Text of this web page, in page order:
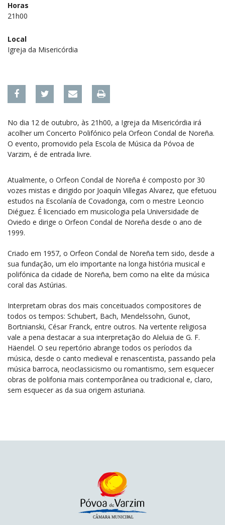
Horas
21h00
Local
Igreja da Misericórdia
No dia 12 de outubro, às 21h00, a Igreja da Misericórdia irá
acolher um Concerto Polifónico pela Orfeon Condal de Noreña.
O evento, promovido pela Escola de Música da Póvoa de
Varzim, é de entrada livre.
Atualmente, o Orfeon Condal de Noreña é composto por 30
vozes mistas e dirigido por Joaquín Villegas Alvarez, que efetuou
estudos na Escolanía de Covadonga, com o mestre Leoncio
Diéguez. É licenciado em musicologia pela Universidade de
Oviedo e dirige o Orfeon Condal de Noreña desde o ano de
1999.
Criado em 1957, o Orfeon Condal de Noreña tem sido, desde a
sua fundação, um elo importante na longa história musical e
polifónica da cidade de Noreña, bem como na elite da música
coral das Astúrias.
Interpretam obras dos mais conceituados compositores de
todos os tempos: Schubert, Bach, Mendelssohn, Gunot,
Bortnianski, César Franck, entre outros. Na vertente religiosa
vale a pena destacar a sua interpretação do Aleluia de G. F.
Häendel. O seu repertório abrange todos os períodos da
música, desde o canto medieval e renascentista, passando pela
música barroca, neoclassicismo ou romantismo, sem esquecer
obras de polifonia mais contemporânea ou tradicional e, claro,
sem esquecer as da sua origem asturiana.